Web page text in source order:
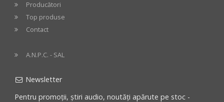
Producători
Top produse
Contact
A.N.P.C. - SAL
Newsletter
Pentru promoții, știri audio, noutăți apărute pe stoc -